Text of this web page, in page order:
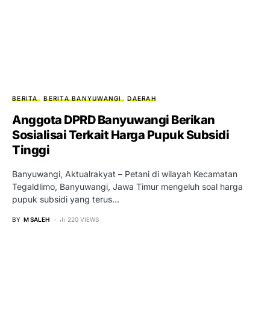
BERITA BERITA BANYUWANGI DAERAH
Anggota DPRD Banyuwangi Berikan
Sosialisai Terkait Harga Pupuk Subsidi
Tinggi
Banyuwangi, Aktualrakyat – Petani di wilayah Kecamatan
Tegaldlimo, Banyuwangi, Jawa Timur mengeluh soal harga
pupuk subsidi yang terus…
BY M SALEH 220 VIEWS